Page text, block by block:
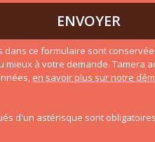
ENVOYER
dans ce formulaire sont
à votre demande. Tamera
en savoir plus sur notre
d'un astérisque sont obligatoires